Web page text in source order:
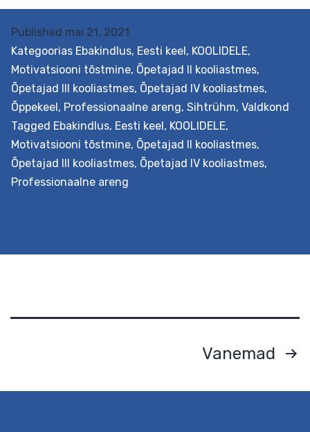
mõjutamisele. Väljundid Õpetajal tekib oskus toetada
oma käitumisega õpilaste psühholoogilisi põhivajadusi…
Continue readingÕpilaste
sisemise
motivatsiooni
tõstmine
kunstiainetes
Published mai 21, 2021
Kategoorias Ebakindlus, Eesti keel, KOOLIDELE,
Motivatsiooni tõstmine, Õpetajad II kooliastmes,
Õpetajad III kooliastmes, Õpetajad IV kooliastmes,
Õppekeel, Professionaalne areng, Sihtrühm, Valdkond
Tagged Ebakindlus, Eesti keel, KOOLIDELE,
Motivatsiooni tõstmine, Õpetajad II kooliastmes,
Õpetajad III kooliastmes, Õpetajad IV kooliastmes,
Professionaalne areng
leheküljendus
Vanemad